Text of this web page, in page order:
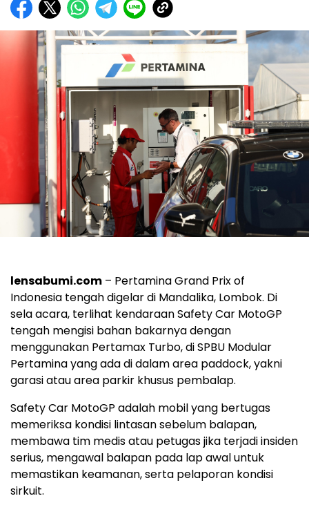
lensabumi.com – Pertamina Grand Prix of
Indonesia tengah digelar di Mandalika, Lombok. Di
sela acara, terlihat kendaraan Safety Car MotoGP
tengah mengisi bahan bakarnya dengan
menggunakan Pertamax Turbo, di SPBU Modular
Pertamina yang ada di dalam area paddock, yakni
garasi atau area parkir khusus pembalap.
Safety Car MotoGP adalah mobil yang bertugas
memeriksa kondisi lintasan sebelum balapan,
membawa tim medis atau petugas jika terjadi insiden
serius, mengawal balapan pada lap awal untuk
memastikan keamanan, serta pelaporan kondisi
sirkuit.